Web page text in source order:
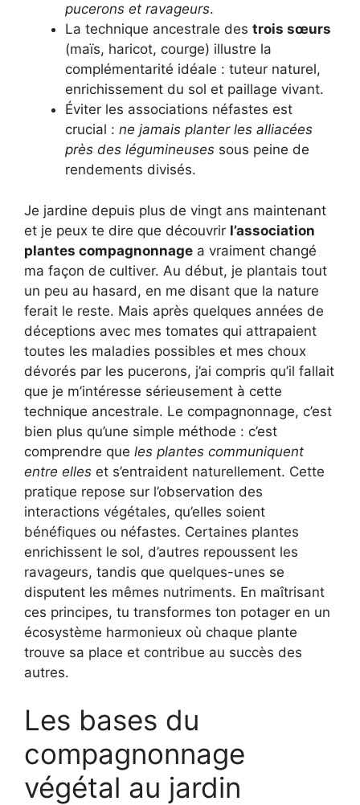
pucerons et ravageurs.
La technique ancestrale des trois sœurs
(maïs, haricot, courge) illustre la
complémentarité idéale : tuteur naturel,
enrichissement du sol et paillage vivant.
Éviter les associations néfastes est
crucial : ne jamais planter les alliacées
près des légumineuses sous peine de
rendements divisés.
Je jardine depuis plus de vingt ans maintenant
et je peux te dire que découvrir l’association
plantes compagnonnage a vraiment changé
ma façon de cultiver. Au début, je plantais tout
un peu au hasard, en me disant que la nature
ferait le reste. Mais après quelques années de
déceptions avec mes tomates qui attrapaient
toutes les maladies possibles et mes choux
dévorés par les pucerons, j’ai compris qu’il fallait
que je m’intéresse sérieusement à cette
technique ancestrale. Le compagnonnage, c’est
bien plus qu’une simple méthode : c’est
comprendre que les plantes communiquent
entre elles et s’entraident naturellement. Cette
pratique repose sur l’observation des
interactions végétales, qu’elles soient
bénéfiques ou néfastes. Certaines plantes
enrichissent le sol, d’autres repoussent les
ravageurs, tandis que quelques-unes se
disputent les mêmes nutriments. En maîtrisant
ces principes, tu transformes ton potager en un
écosystème harmonieux où chaque plante
trouve sa place et contribue au succès des
autres.
Les bases du
compagnonnage
végétal au jardin